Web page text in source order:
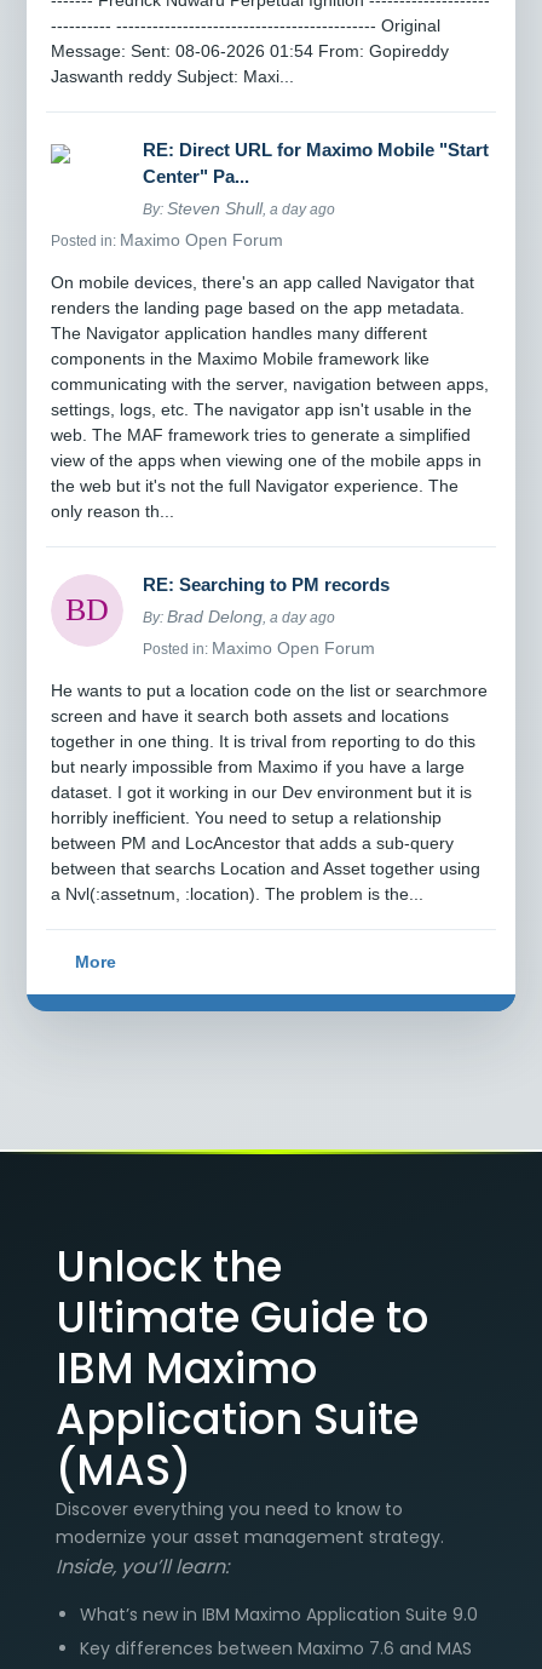
---------- ------------------------------------------- Original
Message: Sent: 08-06-2026 01:54 From: Gopireddy
Jaswanth reddy Subject: Maxi...
RE: Direct URL for Maximo Mobile "Start
Center" Pa...
By:Steven Shull, a day ago
Posted in: Maximo Open Forum
On mobile devices, there's an app called Navigator that
renders the landing page based on the app metadata.
The Navigator application handles many different
components in the Maximo Mobile framework like
communicating with the server, navigation between apps,
settings, logs, etc. The navigator app isn't usable in the
web. The MAF framework tries to generate a simplified
view of the apps when viewing one of the mobile apps in
the web but it's not the full Navigator experience. The
only reason th...
RE: Searching to PM records
By:Brad Delong, a day ago
Posted in: Maximo Open Forum
He wants to put a location code on the list or searchmore
screen and have it search both assets and locations
together in one thing. It is trival from reporting to do this
but nearly impossible from Maximo if you have a large
dataset. I got it working in our Dev environment but it is
horribly inefficient. You need to setup a relationship
between PM and LocAncestor that adds a sub-query
between that searchs Location and Asset together using
a Nvl(:assetnum, :location). The problem is the...
More
Unlock the
Ultimate Guide to
IBM Maximo
Application Suite
(MAS)
Discover everything you need to know to
modernize your asset management strategy.
Inside, you’ll learn:
What’s new in IBM Maximo Application Suite 9.0
Key differences between Maximo 7.6 and MAS